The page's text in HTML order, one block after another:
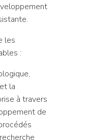
les
:
la
à travers
de